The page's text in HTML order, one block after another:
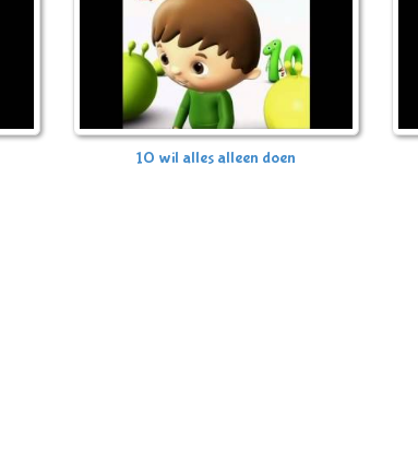
10 wil alles alleen doen